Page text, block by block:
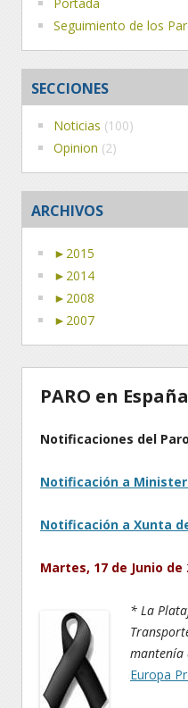
Seguimiento de los
SECCIONES
Noticias (100)
Opinion (2)
ARCHIVOS
► 2015
► 2014
► 2008
► 2007
PARO en
Notificaciones del
Notificación a
Notificación a Xunta
Martes, 17 de Junio de
* La
mantenía
Europa